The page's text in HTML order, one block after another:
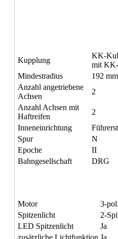
Kupplung
KK-
mit
Mindestradius
192 mm
Anzahl angetriebene
Achsen
2
Anzahl Achsen mit
Haftreifen
2
Inneneinrichtung
Spur
N
Epoche
II
Bahngesellschaft
DRG
Motor
3-
Spitzenlicht
2-
LED Spitzenlicht
Ja